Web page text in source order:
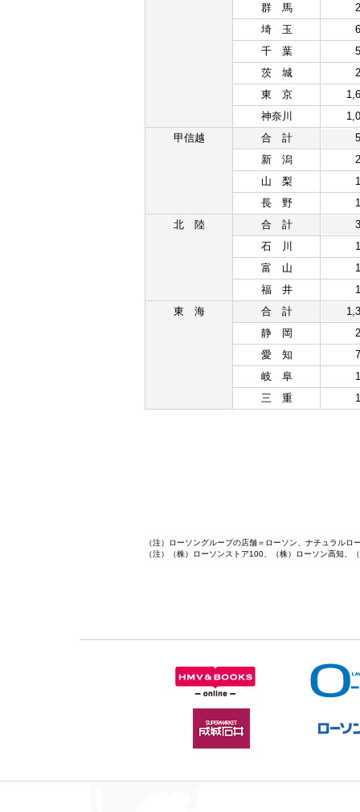
群馬
埼玉
千葉
茨城
東京
神奈川
甲信越
合計
新潟
山梨
長野
北陸
合計
石川
富山
福井
東海
合計
静岡
愛知
岐阜
三重
（注）ローソングループの店舗＝ローソン、ナチュラルロ
（注）（株）ローソンストア100、（株）ローソン高知、